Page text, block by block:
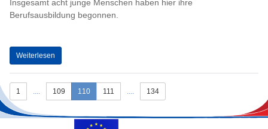
Insgesamt acht junge Menschen haben hier ihre
Berufsausbildung begonnen.
Weiterlesen
1 .... 109 110 111 .... 134